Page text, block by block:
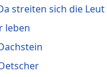
streiten sich die
leben